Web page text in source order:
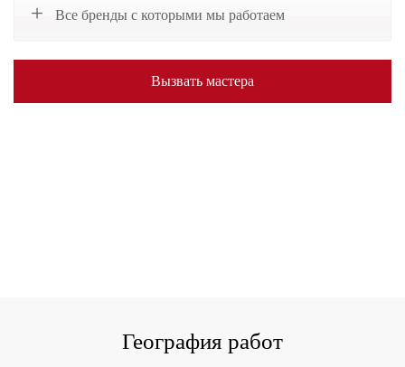
Все бренды с которыми мы работаем
Вызвать мастера
География работ